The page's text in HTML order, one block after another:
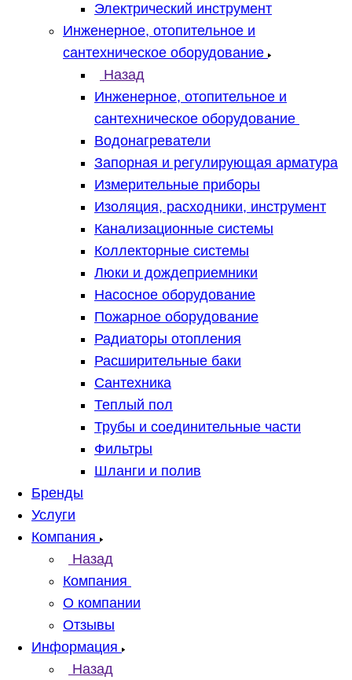
Электрический инструмент
Инженерное, отопительное и
сантехническое оборудование
Назад
Инженерное, отопительное и
сантехническое оборудование
Водонагреватели
Запорная и регулирующая арматура
Измерительные приборы
Изоляция, расходники, инструмент
Канализационные системы
Коллекторные системы
Люки и дождеприемники
Насосное оборудование
Пожарное оборудование
Радиаторы отопления
Расширительные баки
Сантехника
Теплый пол
Трубы и соединительные части
Фильтры
Шланги и полив
Бренды
Услуги
Компания
Назад
Компания
О компании
Отзывы
Информация
Назад